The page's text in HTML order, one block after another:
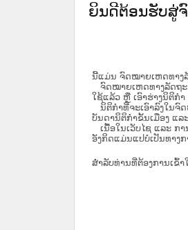
ຍິນດີຕ້ອນຮັບສູ່
ນີ້ແມ່ນ ຈົດໝາຍເຫດທາງ
ຈົດໝາຍເຫດທາງລັດຖະ
ໃຊ້ແລ້ວ ຫຼື ເອົາຮ່າງນິຕິກໍ
ນິ​ຕິ​ກຳ​ທີ່​ຈະ​ເອົາ​ລົງ​ໃນ​ຈົ
ບັນ​ດານິ​ຕິ​ກຳ​ຂັ້ນ​ເມືອງ ແລ
ເນື້ອໃນ​ເວັບ​ໄຊ​ ແລະ ກ
ອັງກິດແມ່ນແປບໍ່ເປັນທາງກ
ສໍາລັບທ່ານທີ່ຕ້ອງການເຂົ້